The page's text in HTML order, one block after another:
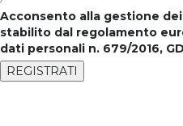
Acconsento alla gestione
stabilito dal regolamento
dati personali n. 679/2016,
REGISTRATI